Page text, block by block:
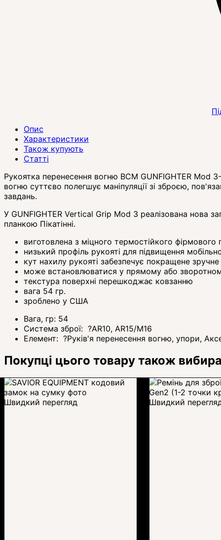
Опис
Характеристики
Також купують
Статті
Рукоятка перенесення вогню BCM GUNFIGHTER Mod
вогню суттєво полегшує маніпуляції зі зброєю,
завдань.
У GUNFIGHTER Vertical Grip Mod 3 реалізована нова
планкою Пікатінні.
виготовлена з міцного термостійкого фірмового
низький профіль рукояті для підвищення
кут нахилу рукояті забезпечує покращене
може встановлюватися у прямому або
текстура поверхні перешкоджає ковзанню
вага 54 гр.
зроблено у США
Вага, гр: 54
Система зброї: ?AR10, AR15/M16
Елемент: ?Руків'я перенесення вогню, упори,
Покупці цього товару також
Швидкий перегляд Швидкий